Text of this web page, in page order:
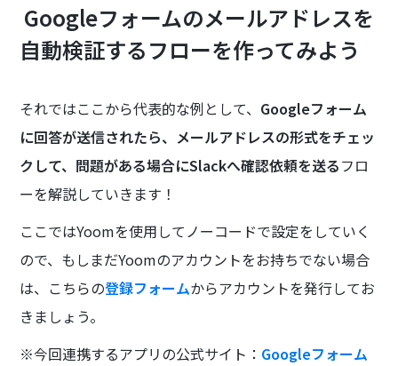
Googleフォームのメールアドレスを
自動検証するフローを作ってみよう
それではここから代表的な例として、 Googleフォーム
に回答が送信されたら、メールアドレスの形式をチェッ
クして、問題がある場合にSlackへ確認依頼を送るフロ
ーを解説していきます！
ここではYoomを使用してノーコードで設定をしていく
ので、もしまだYoomのアカウントをお持ちでない場合
は、こちらの登録フォームからアカウントを発行してお
きましょう。
※今回連携するアプリの公式サイト： Googleフォーム